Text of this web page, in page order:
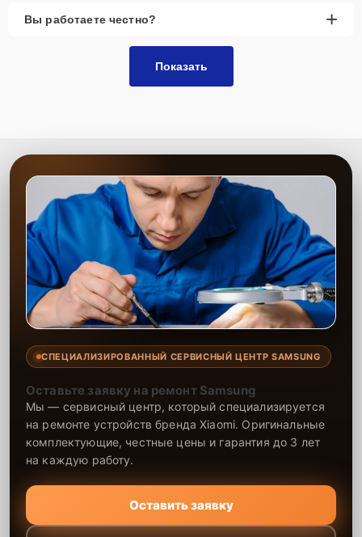
Вы работаете честно? +
Показать
СПЕЦИАЛИЗИРОВАННЫЙ СЕРВИСНЫЙ ЦЕНТР SAMSUNG
Оставьте заявку на ремонт Samsung
Мы — сервисный центр, который специализируется
на ремонте устройств бренда Xiaomi. Оригинальные
комплектующие, честные цены и гарантия до 3 лет
на каждую работу.
Оставить заявку